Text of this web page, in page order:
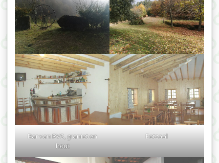
Bar van RVS, graniet en
hout
Eetzaal